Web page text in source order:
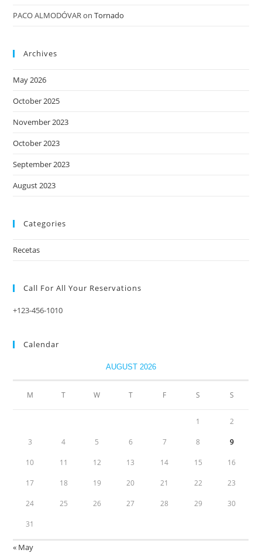
PACO ALMODÓVARonTornado
Archives
May 2026
October 2025
November 2023
October 2023
September 2023
August 2023
Categories
Recetas
Call For All Your​ Reservations
+123-456-1010
Calendar
AUGUST 2026
M T W T F S S
1 2
3 4 5 6 7 8 9
10 11 12 13 14 15 16
17 18 19 20 21 22 23
24 25 26 27 28 29 30
31
« May